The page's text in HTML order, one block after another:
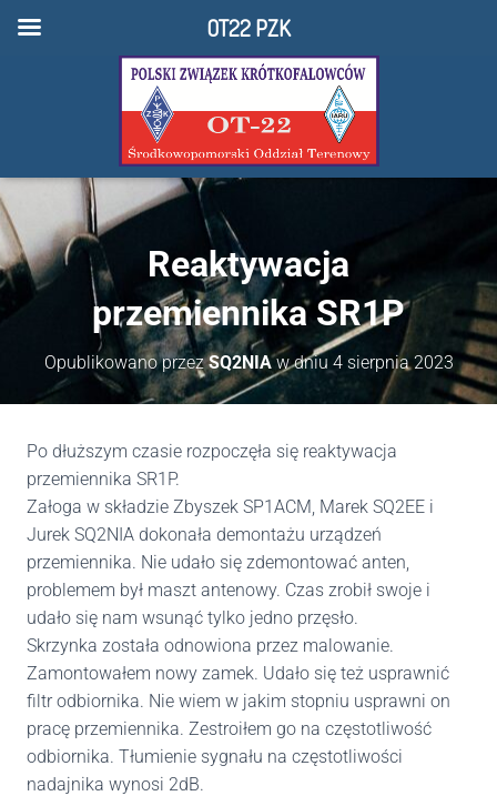
Reaktywacja
przemiennika SR1P
Opublikowano przezSQ2NIAw dniu 4 sierpnia 2023
Po dłuższym czasie rozpoczęła się reaktywacja
przemiennika SR1P.
Załoga w składzie Zbyszek SP1ACM, Marek SQ2EE i
Jurek SQ2NIA dokonała demontażu urządzeń
przemiennika. Nie udało się zdemontować anten,
problemem był maszt antenowy. Czas zrobił swoje i
udało się nam wsunąć tylko jedno przęsło.
Skrzynka została odnowiona przez malowanie.
Zamontowałem nowy zamek. Udało się też usprawnić
filtr odbiornika. Nie wiem w jakim stopniu usprawni on
pracę przemiennika. Zestroiłem go na częstotliwość
odbiornika. Tłumienie sygnału na częstotliwości
nadajnika wynosi 2dB.
OT22 PZK